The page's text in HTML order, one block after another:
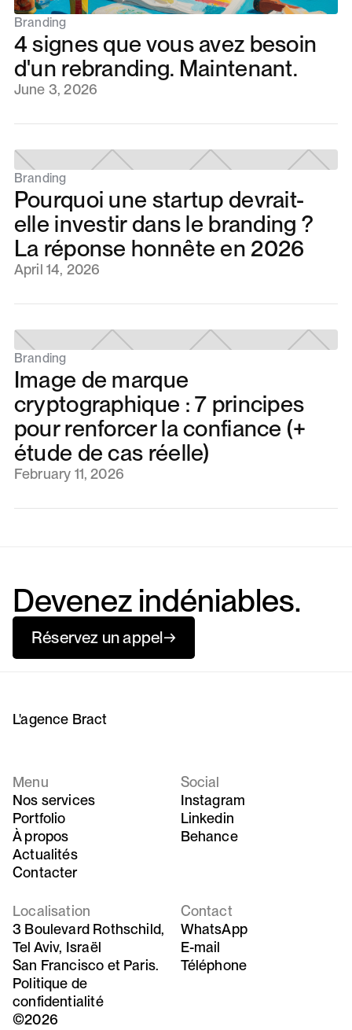
Branding
4 signes que vous avez besoin
d'un rebranding. Maintenant.
June 3, 2026
Branding
Pourquoi une startup devrait-
elle investir dans le branding ?
La réponse honnête en 2026
April 14, 2026
Branding
Image de marque
cryptographique : 7 principes
pour renforcer la confiance (+
étude de cas réelle)
February 11, 2026
Devenez indéniables.
Réservez un appel→
L'agence Bract
Menu
Nos services
Portfolio
À propos
Actualités
Contacter
Social
Instagram
Linkedin
Behance
Localisation
3 Boulevard Rothschild,
Tel Aviv, Israël
San Francisco et Paris.
Contact
WhatsApp
E-mail
Téléphone
Politique de
confidentialité
©2026